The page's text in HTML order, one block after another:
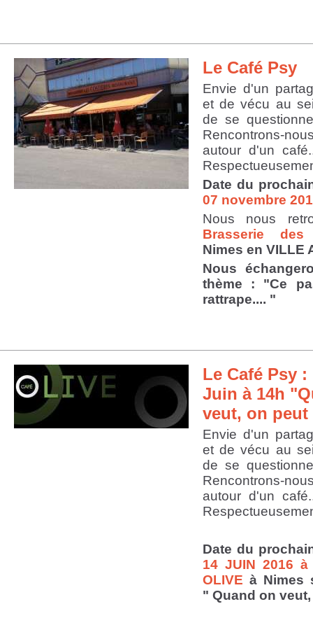
Le Café Psy
Envie d'un
et de vécu au
de se
Rencontrons-
autour d'un
Date du
07 novembre
Nous nous
Brasserie
Nimes en VILLE
Nous
thème : "Ce
rattrape.... "
Le Café Psy
Juin à 14h
veut, on peut
Envie d'un
et de vécu au
de se
Rencontrons-
autour d'un
Date du
14 JUIN 2016
OLIVE à Nimes
" Quand on